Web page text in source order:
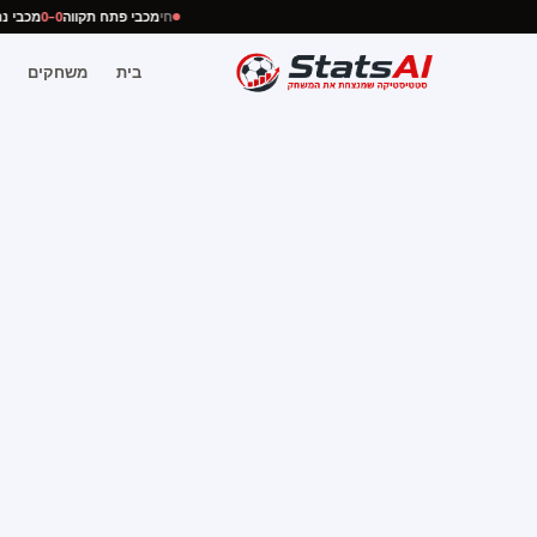
חימכבי פתח תקווה0–0
בית משחקים